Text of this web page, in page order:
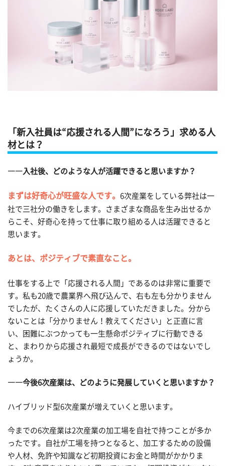
「新入社員は“応援される人間”になろう」求める人
材とは？
――入社後、どのような人が活躍できると思いますか？
まずは好奇心が旺盛な人です。 6次産業をしている弊社は一
社で三社分の働きをします。さまざまな商品を生み出せるか
らこそ、好奇心を持って仕事に取り組める人は活躍できると
思います。
あとは、ポジティブで素直なこと。
仕事をする上で「応援される人間」であるのは非常に重要で
す。私も20歳で農業界へ飛び込んで、右も左も分かりません
でしたが、たくさんの人に応援していただきました。分から
ないことは「分かりません！教えてください」と正直に言
い、困難にぶつかっても一生懸命ポジティブに行動できる
と、まわりから応援され最短で成長ができるのではないでし
ょうか。
――今後6次産業は、どのように発展していくと思いますか？
ハイブリッド型6次産業が増えていくと思います。
今までの6次産業は2次産業の加工場を自社で持つことが多か
ったです。自社が工場を持つとなると、加工するための設備
や人材、免許や知識など初期投資にお金と時間がかかりま